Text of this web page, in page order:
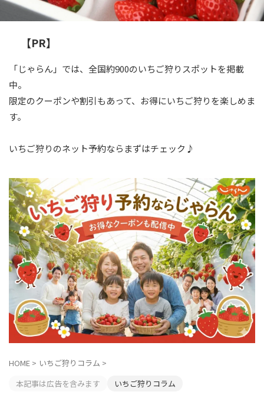
【PR】
「じゃらん」では、全国約900のいちご狩りスポットを掲載
中。
限定のクーポンや割引もあって、お得にいちご狩りを楽しめま
す。
いちご狩りのネット予約ならまずはチェック♪
HOME > いちご狩りコラム >
本記事は広告を含みます
いちご狩りコラム